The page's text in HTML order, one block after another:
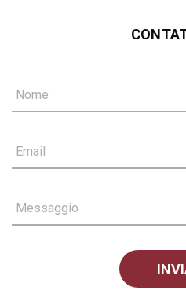
Nome
Email
Messaggio